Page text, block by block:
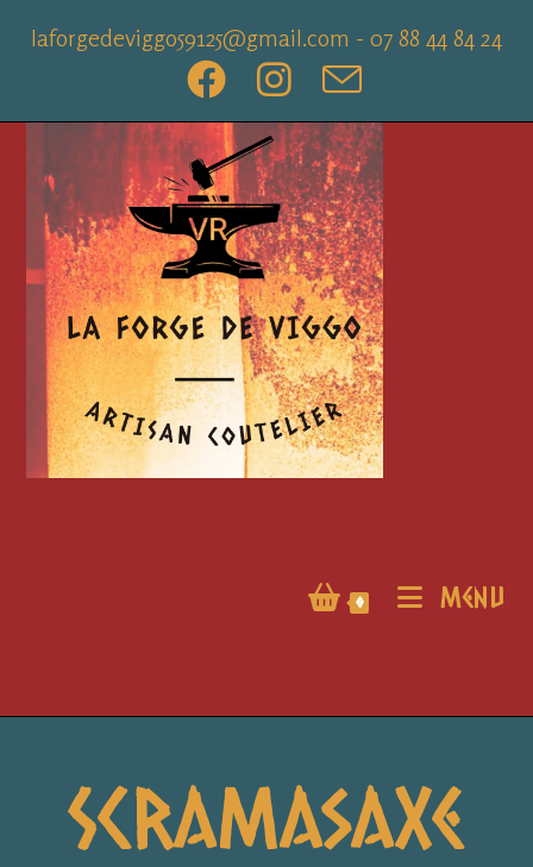
laforgedeviggo59125@gmail.com - 07 88 44 84 24
0 Menu
Scramasaxe